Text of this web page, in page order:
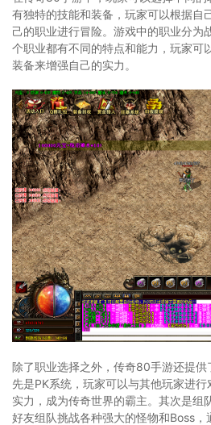
有独特的技能和装备，玩家可以根据自
己的职业进行冒险。游戏中的职业分为
个职业都有不同的特点和能力，玩家可
装备来增强自己的实力。
除了职业选择之外，传奇80手游还提
先是PK系统，玩家可以与其他玩家进
实力，成为传奇世界的霸主。其次是组
好友组队挑战各种强大的怪物和Boss